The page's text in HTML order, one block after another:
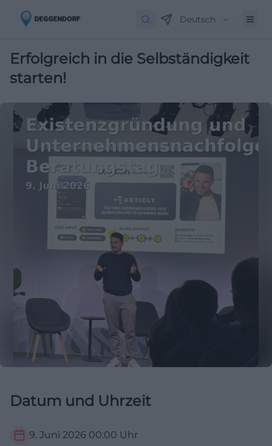
Deutsch
Erfolgreich in die Selbständigkeit
starten!
Datum und Uhrzeit
9. Juni 2026 00:00 Uhr